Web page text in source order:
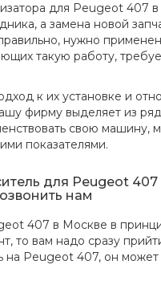
для Peugeot 407
а замена новой
нужно
такую работу,
к их установке и
фирму выделяет из
свою машину,
показателями.
для Peugeot 407
нам
407 в Москве в
то вам надо сразу
на Peugeot 407, он